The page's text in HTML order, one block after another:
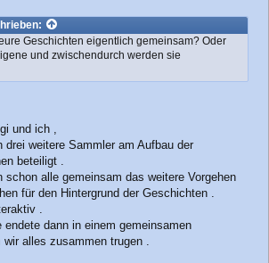
Geschichten eigentlich gemeinsam? Oder
und zwischendurch werden sie
und ich ,
weitere Sammler am Aufbau der
beteiligt .
schon alle gemeinsam das weitere Vorgehen
für den Hintergrund der Geschichten .
.
dann in einem gemeinsamen
alles zusammen trugen .